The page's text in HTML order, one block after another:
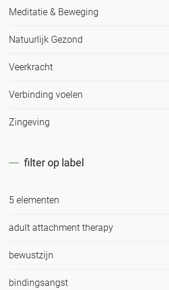
Meditatie & Beweging
Natuurlijk Gezond
Veerkracht
Verbinding voelen
Zingeving
filter op label
5 elementen
adult attachment therapy
bewustzijn
bindingsangst